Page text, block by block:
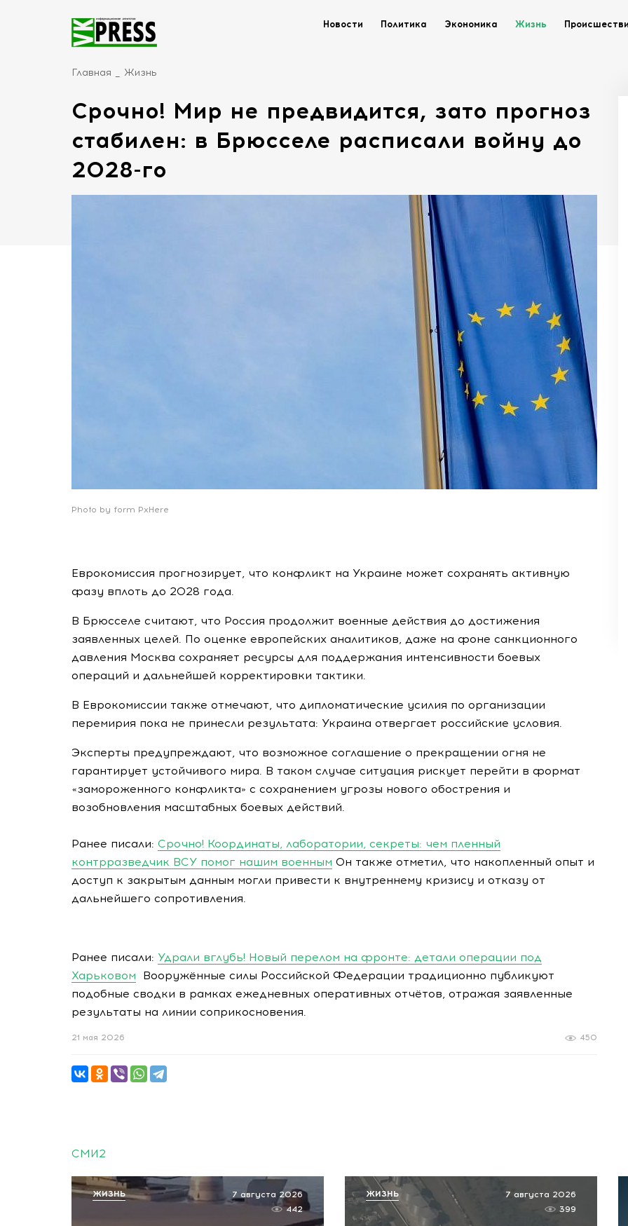
Новости Политика Экономика Жизнь
Главная Жизнь
Срочно! Мир не предвидится, зато прогноз
стабилен: в Брюсселе расписали войну до
2028-го
Photo by form PxHere
Еврокомиссия прогнозирует, что конфликт на Украине может сохранять активную
фазу вплоть до 2028 года.
В Брюсселе считают, что Россия продолжит военные действия до достижения
заявленных целей. По оценке европейских аналитиков, даже на фоне санкционного
давления Москва сохраняет ресурсы для поддержания интенсивности боевых
операций и дальнейшей корректировки тактики.
В Еврокомиссии также отмечают, что дипломатические усилия по организации
перемирия пока не принесли результата: Украина отвергает российские условия.
Эксперты предупреждают, что возможное соглашение о прекращении огня не
гарантирует устойчивого мира. В таком случае ситуация рискует перейти в формат
«замороженного конфликта» с сохранением угрозы нового обострения и
возобновления масштабных боевых действий.
Ранее писали: Срочно! Координаты, лаборатории, секреты: чем пленный
контрразведчик ВСУ помог нашим военным Он также отметил, что накопленный опыт и
доступ к закрытым данным могли привести к внутреннему кризису и отказу от
дальнейшего сопротивления.
Ранее писали: Удрали вглубь! Новый перелом на фронте: детали операции под
Харьковом Вооружённые силы Российской Федерации традиционно публикуют
подобные сводки в рамках ежедневных оперативных отчётов, отражая заявленные
результаты на линии соприкосновения.
450
21 мая 2026
СМИ2
7 августа 2026
442
ЖИЗНЬ
7 августа 2026
399
ЖИЗНЬ